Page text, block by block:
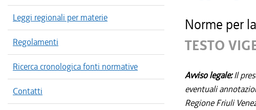
Leggi regionali per materie
Regolamenti
Ricerca cronologica fonti normative
Contatti
Norme per
TESTO
Avviso legale:Il
eventuali
Regione Friuli